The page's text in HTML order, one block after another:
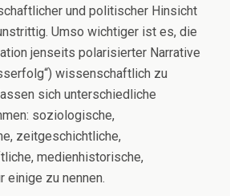
und politischer Hinsicht
Umso wichtiger ist es, die
jenseits polarisierter Narrative
wissenschaftlich zu
sich unterschiedliche
soziologische,
zeitgeschichtliche,
medienhistorische,
einige zu nennen.